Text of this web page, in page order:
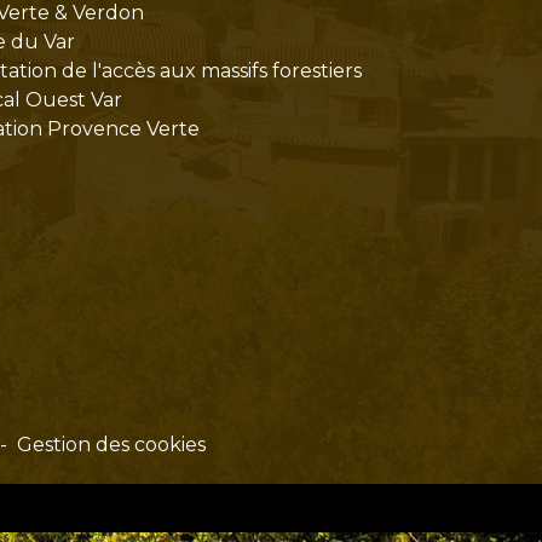
& Verdon
du Var
de l'accès aux massifs forestiers
Ouest Var
Provence Verte
- Gestion des cookies